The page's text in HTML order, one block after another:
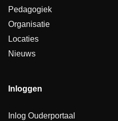
Pedagogiek
Organisatie
Locaties
Nieuws
Inloggen
Inlog Ouderportaal